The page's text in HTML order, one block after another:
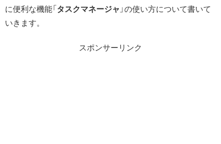
に便利な機能「 タスクマネージャ 」の使い方について書いて
いきます。
スポンサーリンク